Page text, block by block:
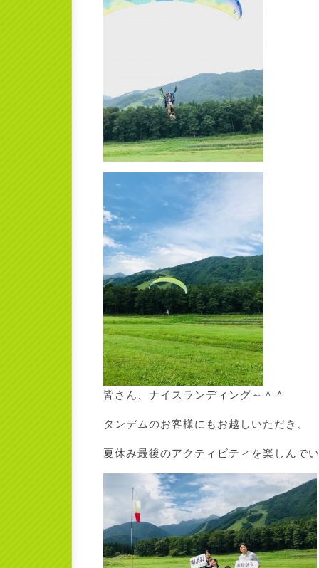
皆さん、ナイスランディング～＾＾
タンデムのお客様にもお越しいただき、
夏休み最後のアクティビティを楽しんで